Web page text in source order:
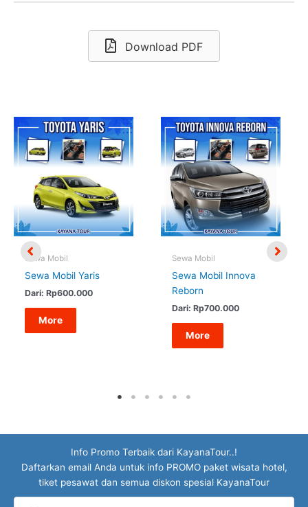
Download PDF
Sewa Mobil
Sewa Mobil Yaris
Dari:Rp600.000
More
Sewa Mobil
Sewa Mobil Innova
Reborn
Dari:Rp700.000
More
Info Promo Terbaik dari KayanaTour..!
Daftarkan email Anda untuk info PROMO paket wisata hotel,
tiket pesawat dan semua diskon spesial KayanaTour